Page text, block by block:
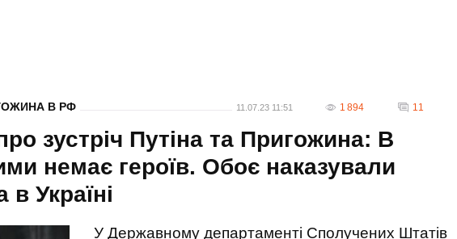
В РФ 11.07.23 11:51 1 894 11
зустріч Путіна та Пригожина: В
немає героїв. Обоє наказували
в Україні
У Державному департаменті Сполучених Штатів